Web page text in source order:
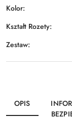
Kolor:
Kształt Rozety:
Zestaw:
OPIS